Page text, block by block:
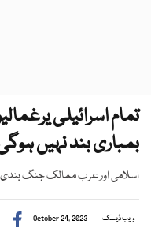
تمام اسرائیلی
بمباری بند نہیں
اسلامی اور عرب ممالک جنگ بندی
ویب ڈیسک October 24, 2023